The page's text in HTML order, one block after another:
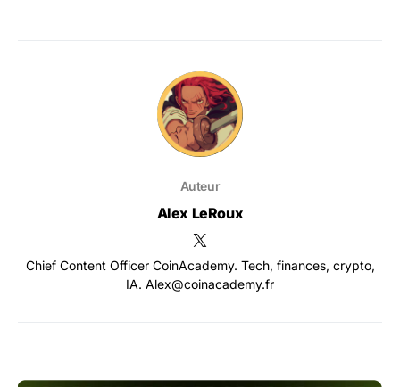
Auteur
Alex LeRoux
Chief Content Officer CoinAcademy. Tech, finances, crypto,
IA. Alex@coinacademy.fr